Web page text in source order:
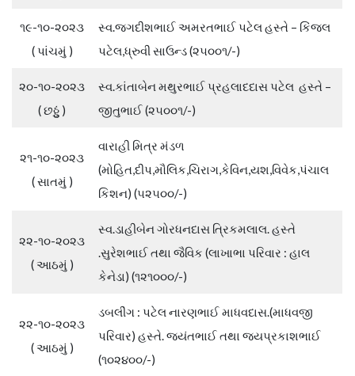
૧૯-૧૦-૨૦૨૩
( પાંચમું )
સ્વ.જગદીશભાઈ અમરતભાઈ પટેલ હસ્તે – કિંજલ
પટેલ,ધ્રુવી સાઉન્ડ (૨૫૦૦૧/-)
૨૦-૧૦-૨૦૨૩
( છઠ્ઠું )
સ્વ.કાંતાબેન મથુરભાઈ પ્રહલાદદાસ પટેલ હસ્તે –
જીતુભાઈ (૨૫૦૦૧/-)
૨૧-૧૦-૨૦૨૩
( સાતમું )
વારાહી મિત્ર મંડળ
(મોહિત,દીપ,મૌલિક,ચિરાગ,કેવિન,યશ,વિવેક,પંચાલ
કિશન) (૫૨૫૦૦/-)
૨૨-૧૦-૨૦૨૩
( આઠમું )
સ્વ.ડાહીબેન ગોરધનદાસ ત્રિકમલાલ. હસ્તે
.સુરેશભાઈ તથા જૈવિક (લાખાભા પરિવાર : હાલ
કેનેડા) (૧૨૧૦૦૦/-)
૨૨-૧૦-૨૦૨૩
( આઠમું )
ડબલીંગ : પટેલ નારણભાઈ માધવદાસ.(માધવજી
પરિવાર) હસ્તે. જયંતભાઈ તથા જયપ્રકાશભાઈ
(૧૦૨૪૦૦/-)